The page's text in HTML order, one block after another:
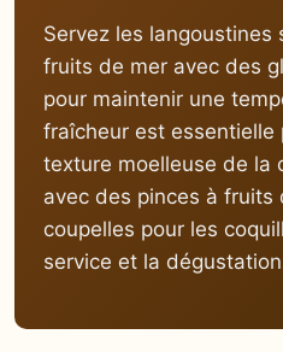
Servez les langoustines
fruits de mer avec des
pour maintenir une
fraîcheur est essentielle
texture moelleuse de la
avec des pinces à fruits
coupelles pour les
service et la